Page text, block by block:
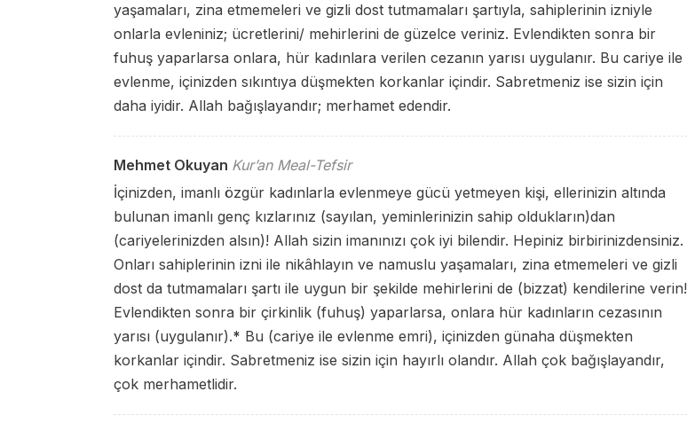
yaşamaları, zina etmemeleri ve gizli dost tutmamaları şartıyla, sahiplerinin izniyle
onlarla evleniniz; ücretlerini/ mehirlerini de güzelce veriniz. Evlendikten sonra bir
fuhuş yaparlarsa onlara, hür kadınlara verilen cezanın yarısı uygulanır. Bu cariye ile
evlenme, içinizden sıkıntıya düşmekten korkanlar içindir. Sabretmeniz ise sizin için
daha iyidir. Allah bağışlayandır; merhamet edendir.
Mehmet Okuyan Kur’an Meal-Tefsir
İçinizden, imanlı özgür kadınlarla evlenmeye gücü yetmeyen kişi, ellerinizin altında
bulunan imanlı genç kızlarınız (sayılan, yeminlerinizin sahip oldukların)dan
(cariyelerinizden alsın)! Allah sizin imanınızı çok iyi bilendir. Hepiniz birbirinizdensiniz.
Onları sahiplerinin izni ile nikâhlayın ve namuslu yaşamaları, zina etmemeleri ve gizli
dost da tutmamaları şartı ile uygun bir şekilde mehirlerini de (bizzat) kendilerine verin!
Evlendikten sonra bir çirkinlik (fuhuş) yaparlarsa, onlara hür kadınların cezasının
yarısı (uygulanır).* Bu (cariye ile evlenme emri), içinizden günaha düşmekten
korkanlar içindir. Sabretmeniz ise sizin için hayırlı olandır. Allah çok bağışlayandır,
çok merhametlidir.